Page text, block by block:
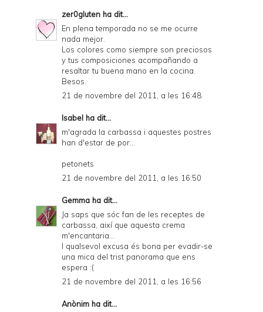
zer0gluten ha dit...
En plena temporada no se me ocurre
nada mejor.
Los colores como siempre son preciosos
y tus composiciones acompañando a
resaltar tu buena mano en la cocina.
Besos.
21 de novembre del 2011, a les 16:48
Isabel ha dit...
m'agrada la carbassa i aquestes postres
han d'estar de por...
petonets
21 de novembre del 2011, a les 16:50
Gemma ha dit...
Ja saps que sóc fan de les receptes de
carbassa, així que aquesta crema
m'encantaria...
I qualsevol excusa és bona per evadir-se
una mica del trist panorama que ens
espera :(
21 de novembre del 2011, a les 16:56
Anònim ha dit...